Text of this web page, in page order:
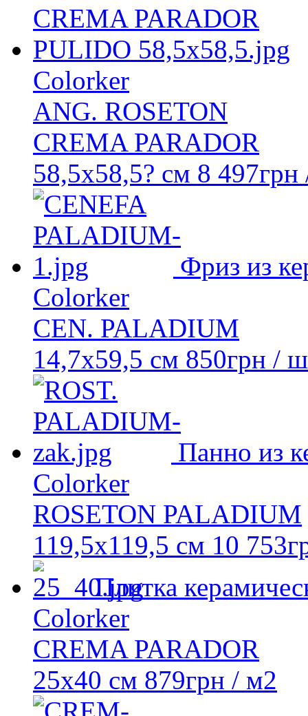
Colorker
ANG. ROSETON
CREMA PARADOR
58,5x58,5? см 8 497грн
Фриз из
Colorker
CEN. PALADIUM
14,7x59,5 см 850грн /
Панно из
Colorker
ROSETON PALADIUM
119,5x119,5 см 10 753
Плитка
Colorker
CREMA PARADOR
25x40 см 879грн / м2